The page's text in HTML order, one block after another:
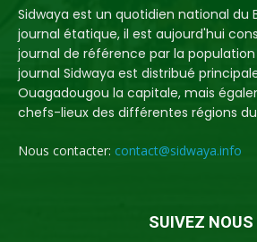
Sidwaya est un quotidien national du
journal étatique, il est aujourd'hui
journal de référence par la population
journal Sidwaya est distribué
Ouagadougou la capitale, mais
chefs-lieux des différentes régions du
Nous contacter: contact@sidwaya.info
SUIVEZ NOUS